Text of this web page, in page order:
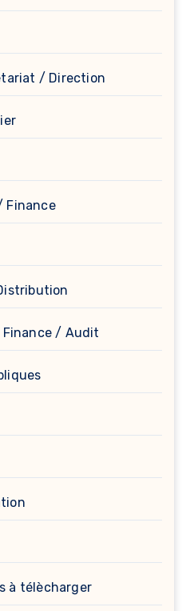
/ Direction
Finance
/ Audit
à télècharger